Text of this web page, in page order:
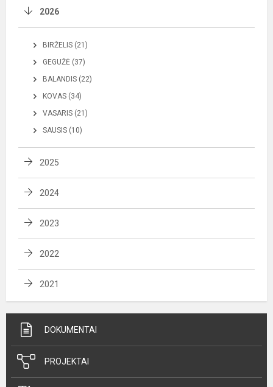
2026
BIRŽELIS (21)
GEGUŽĖ (37)
BALANDIS (22)
KOVAS (34)
VASARIS (21)
SAUSIS (10)
2025
2024
2023
2022
2021
DOKUMENTAI
PROJEKTAI